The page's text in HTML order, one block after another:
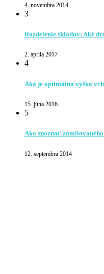
4. novembra 2014
3
Rozdelenie skladov: Aké
2. apríla 2017
4
Aká je optimálna výška
15. júna 2016
5
Ako spoznať
12. septembra 2014